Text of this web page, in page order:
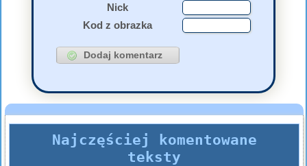
Nick
Kod z obrazka
Najczęściej komentowane
teksty